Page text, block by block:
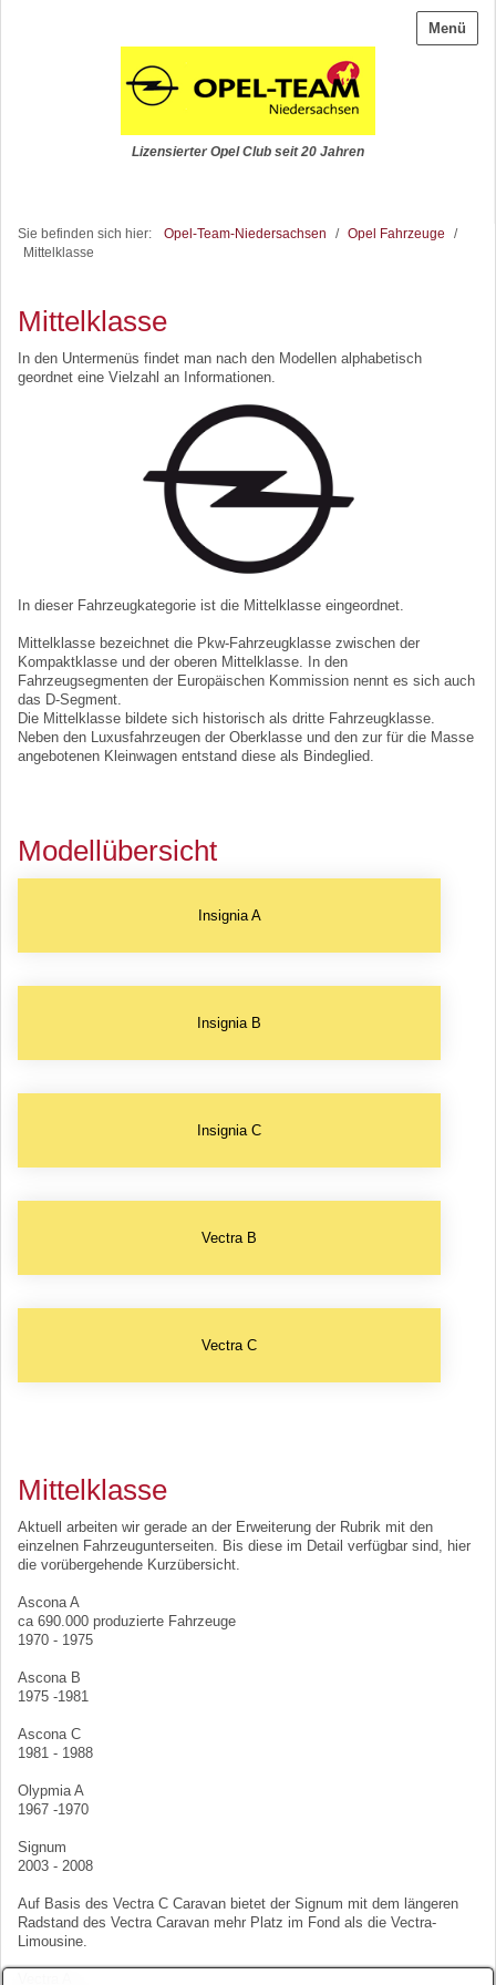
Menü
Lizensierter Opel Club seit 20 Jahren
Sie befinden sich hier: Opel-Team-Niedersachsen / Opel Fahrzeuge
/
Mittelklasse
Mittelklasse
In den Untermenüs findet man nach den Modellen alphabetisch
geordnet eine Vielzahl an Informationen.
In dieser Fahrzeugkategorie ist die Mittelklasse eingeordnet.
Mittelklasse bezeichnet die Pkw-Fahrzeugklasse zwischen der
Kompaktklasse und der oberen Mittelklasse. In den
Fahrzeugsegmenten der Europäischen Kommission nennt es sich auch
das D-Segment.
Die Mittelklasse bildete sich historisch als dritte Fahrzeugklasse.
Neben den Luxusfahrzeugen der Oberklasse und den zur für die Masse
angebotenen Kleinwagen entstand diese als Bindeglied.
Modellübersicht
Insignia A
Insignia B
Insignia C
Vectra B
Vectra C
Mittelklasse
Aktuell arbeiten wir gerade an der Erweiterung der Rubrik mit den
einzelnen Fahrzeugunterseiten. Bis diese im Detail verfügbar sind, hier
die vorübergehende Kurzübersicht.
Ascona A
ca 690.000 produzierte Fahrzeuge
1970 - 1975
Ascona B
1975 -1981
Ascona C
1981 - 1988
Olypmia A
1967 -1970
Signum
2003 - 2008
Auf Basis des Vectra C Caravan bietet der Signum mit dem längeren
Radstand des Vectra Caravan mehr Platz im Fond als die Vectra-
Limousine.